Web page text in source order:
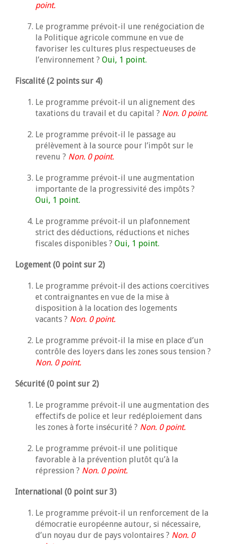
point.
Le programme prévoit-il une renégociation de
la Politique agricole commune en vue de
favoriser les cultures plus respectueuses de
l’environnement ? Oui, 1 point.
Fiscalité (2 points sur 4)
Le programme prévoit-il un alignement des
taxations du travail et du capital ? Non. 0 point.
Le programme prévoit-il le passage au
prélèvement à la source pour l’impôt sur le
revenu ? Non. 0 point.
Le programme prévoit-il une augmentation
importante de la progressivité des impôts ?
Oui, 1 point.
Le programme prévoit-il un plafonnement
strict des déductions, réductions et niches
fiscales disponibles ? Oui, 1 point.
Logement (0 point sur 2)
Le programme prévoit-il des actions coercitives
et contraignantes en vue de la mise à
disposition à la location des logements
vacants ? Non. 0 point.
Le programme prévoit-il la mise en place d’un
contrôle des loyers dans les zones sous tension ?
Non. 0 point.
Sécurité (0 point sur 2)
Le programme prévoit-il une augmentation des
effectifs de police et leur redéploiement dans
les zones à forte insécurité ? Non. 0 point.
Le programme prévoit-il une politique
favorable à la prévention plutôt qu’à la
répression ? Non. 0 point.
International (0 point sur 3)
Le programme prévoit-il un renforcement de la
démocratie européenne autour, si nécessaire,
d’un noyau dur de pays volontaires ? Non. 0